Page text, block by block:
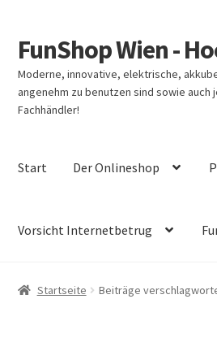
Zur
Navigation
springen
Zum
Inhalt
springen
FunShop Wien -
Moderne, innovative, elektrische,
angenehm zu benutzen sind sowie
Fachhändler!
Start Der Onlineshop
Vorsicht Internetbetrug
Startseite Beiträge